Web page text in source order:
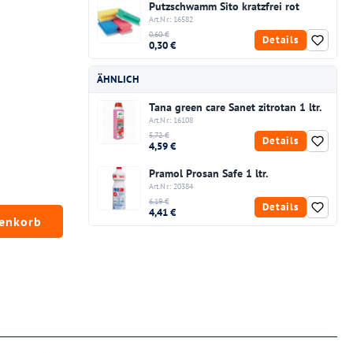
Wert ein oder benutze die
Putzschwamm Sito kratzfrei rot
Art.Nr.: 16582
0,60 €
0,30 € Details
ÄHNLICH
Tana green care Sanet zitrotan 1 ltr.
Art.Nr.: 16108
5,72 €
4,59 € Details
Pramol Prosan Safe 1 ltr.
Art.Nr.: 20384
6,19 €
4,41 € Details